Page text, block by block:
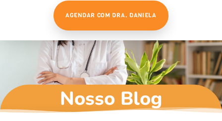
AGENDAR COM DRA. DANIELA
Nosso Blog